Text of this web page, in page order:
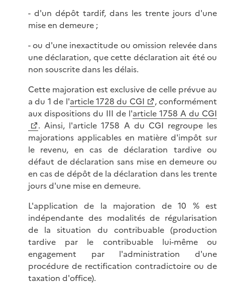
- d'un dépôt tardif, dans les trente jours d'une
mise en demeure ;
- ou d'une inexactitude ou omission relevée dans
une déclaration, que cette déclaration ait été ou
non souscrite dans les délais.
Cette majoration est exclusive de celle prévue au
a du 1 de l'article 1728 du CGI
, conformément
aux dispositions du III de l'article 1758 A du CGI
. Ainsi, l'article 1758 A du CGI regroupe les
majorations applicables en matière d'impôt sur
le revenu, en cas de déclaration tardive ou
défaut de déclaration sans mise en demeure ou
en cas de dépôt de la déclaration dans les trente
jours d'une mise en demeure.
L'application de la majoration de 10 % est
indépendante des modalités de régularisation
de la situation du contribuable (production
tardive par le contribuable lui-même ou
engagement par l'administration d'une
procédure de rectification contradictoire ou de
taxation d'office).